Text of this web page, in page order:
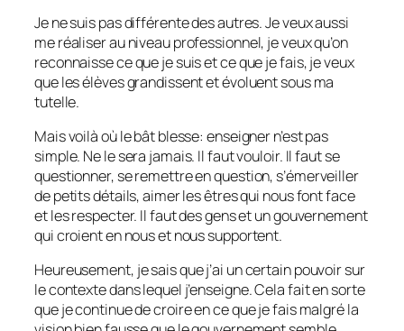
Je ne suis pas différente des autres. Je veux aussi
me réaliser au niveau professionnel, je veux qu’on
reconnaisse ce que je suis et ce que je fais, je veux
que les élèves grandissent et évoluent sous ma
tutelle.
Mais voilà où le bât blesse: enseigner n’est pas
simple. Ne le sera jamais. Il faut vouloir. Il faut se
questionner, se remettre en question, s’émerveiller
de petits détails, aimer les êtres qui nous font face
et les respecter. Il faut des gens et un gouvernement
qui croient en nous et nous supportent.
Heureusement, je sais que j’ai un certain pouvoir sur
le contexte dans lequel j’enseigne. Cela fait en sorte
que je continue de croire en ce que je fais malgré la